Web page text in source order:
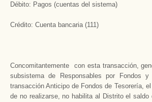
Débito: Pagos (cuentas del sistema)
Crédito: Cuenta bancaria (111)
Concomitantemente con esta transacción,
subsistema de Responsables por Fondos
transacción Anticipo de Fondos de Tesorería,
de no realizarse, no habilita al Distrito el saldo